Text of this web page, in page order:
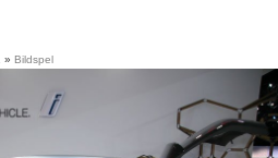
» Bildspel